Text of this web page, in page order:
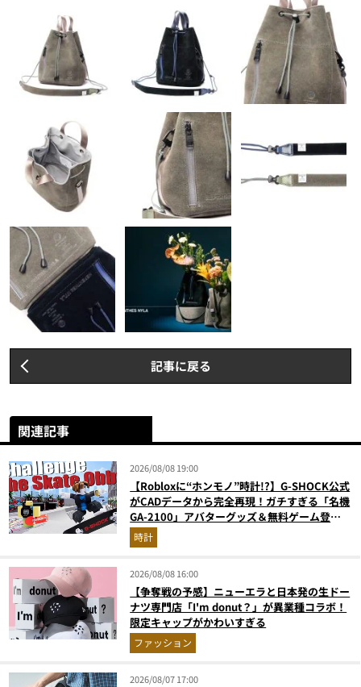
記事に戻る
関連記事
2026/08/08 19:00
【Robloxに“ホンモノ”時計!?】G-SHOCK公式
がCADデータから完全再現！ガチすぎる「名機
GA-2100」アバターグッズ＆無料ゲーム登場
が見逃せない
時計
2026/08/08 16:00
【争奪戦の予感】ニューエラと日本発の生ドー
ナツ専門店「I'm donut？」が異業種コラボ！
限定キャップがかわいすぎる
ファッション
2026/08/07 17:00